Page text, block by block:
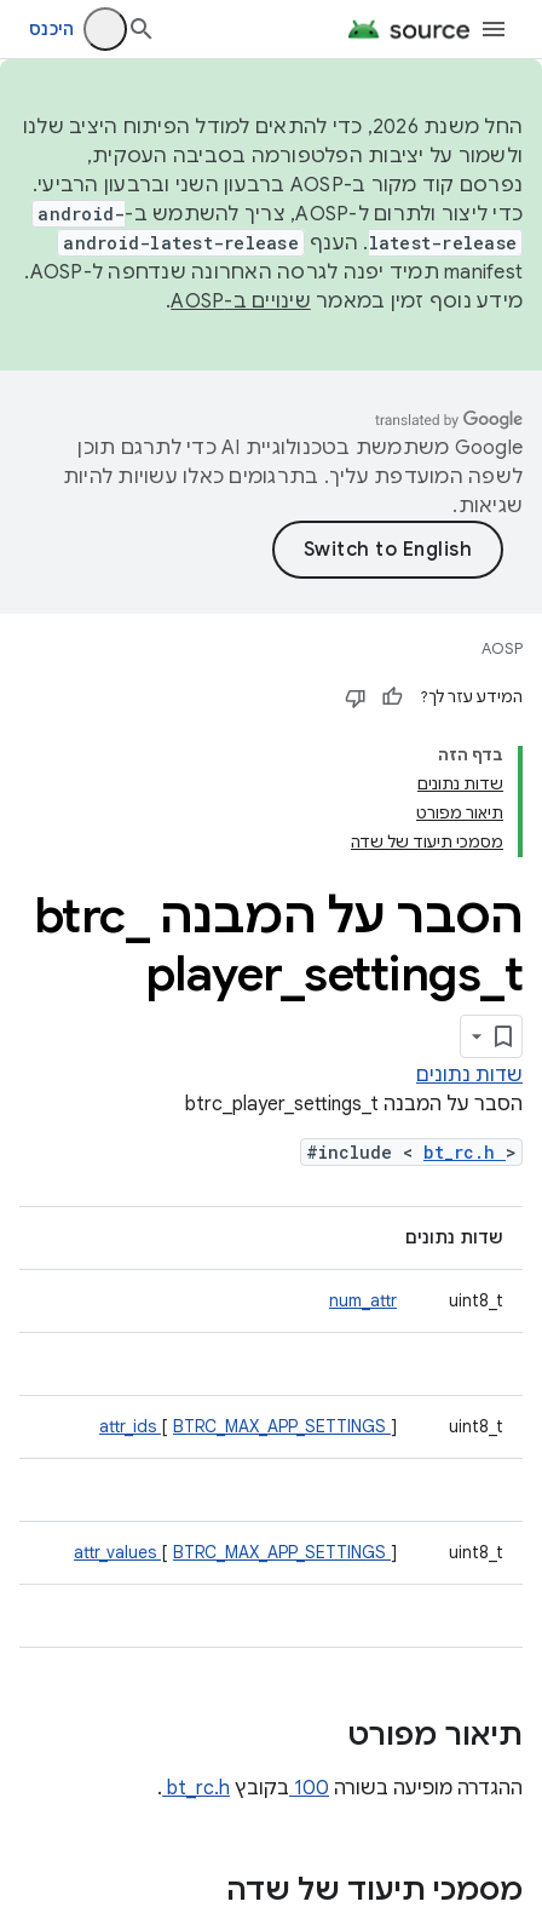
היכנס
החל משנת 2026, כדי להתאים למודל הפיתוח היציב שלנו
ולשמור על יציבות הפלטפורמה בסביבה העסקית,
נפרסם קוד מקור ב-AOSP ברבעון השני וברבעון הרביעי.
כדי ליצור ולתרום ל-AOSP, צריך להשתמש ב-
android-
latest-release. הענף android-latest-release
manifest תמיד יפנה לגרסה האחרונה שנדחפה ל-AOSP.
מידע נוסף זמין במאמר שינויים ב-AOSP .
‫Google משתמשת בטכנולוגיית AI כדי לתרגם תוכן
לשפה המועדפת עליך. בתרגומים כאלו עשויות להיות
שגיאות.
AOSP
המידע עזר לך?
בדף הזה
שדות נתונים
תיאור מפורט
מסמכי תיעוד של שדה
הסבר על המבנה btrc
player_ settings t
שדות נתונים
הסבר על המבנה btrc_player_settings_t
#include < bt_rc.h >
שדות נתונים
uint8_t
num_attr
uint8_t
attr_ids [ BTRC_MAX_APP_SETTINGS ]
uint8_t
attr_values [ BTRC_MAX_APP_SETTINGS ]
תיאור מפורט
ההגדרה מופיעה בשורה 100 בקובץ bt_rc.h
.
מסמכי תיעוד של שדה